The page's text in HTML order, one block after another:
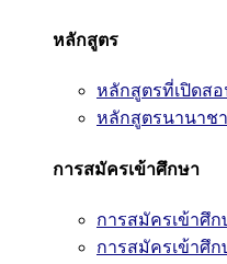
หลักสูตร
หลักสูตรที่เปิดส
หลักสูตรนานาช
การสมัครเข้าศึกษา
การสมัครเข้าศึ
การสมัครเข้าศึ